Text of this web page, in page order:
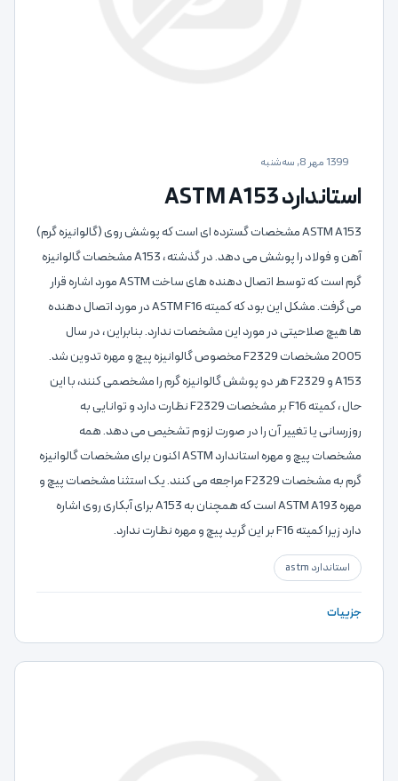
1399 مهر 8, سه‌شنبه
استاندارد ASTM A153
ASTM A153 مشخصات گسترده ای است که پوشش روی (گالوانیزه گرم)
آهن و فولاد را پوشش می دهد. در گذشته ، A153 مشخصات گالوانیزه
گرم است که توسط اتصال دهنده های ساخت ASTM مورد اشاره قرار
می گرفت. مشکل این بود که کمیته ASTM F16 در مورد اتصال دهنده
ها هیچ صلاحیتی در مورد این مشخصات ندارد. بنابراین ، در سال
2005 مشخصات F2329 مخصوص گالوانیزه پیچ و مهره تدوین شد.
A153 و F2329 هر دو پوشش گالوانیزه گرم را مشخصمی کنند، با این
حال ، کمیته F16 بر مشخصات F2329 نظارت دارد و توانایی به
روزرسانی یا تغییر آن را در صورت لزوم تشخیص می دهد. همه
مشخصات پیچ و مهره استاندارد ASTM اکنون برای مشخصات گالوانیزه
گرم به مشخصات F2329 مراجعه می کنند. یک استثنا مشخصات پیچ و
مهره ASTM A193 است که همچنان به A153 برای آبکاری روی اشاره
دارد زیرا کمیته F16 بر این گرید پیچ و مهره نظارت ندارد.
استاندارد astm
جزییات